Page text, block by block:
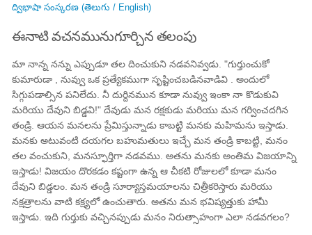
ద్విభాషా సంస్కరణ (తెలుగు / English)
ఈనాటి వచనమునుగూర్చిన తలంపు
మా నాన్న నన్ను ఎప్పుడూ తల దించుకుని నడవనివ్వడు. "గుర్తుంచుకో
కుమారుడా , నువ్వు ఒక ప్రత్యేకముగా సృష్టించబడినవాడివి . అందులో
సిగ్గుపడాల్సిన పనిలేదు. నీ దుర్దినమున కూడా నువ్వు ఇంకా నా కొడుకువి
మరియు దేవుని బిడ్డవి!" దేవుడు మన రక్షకుడు మరియు మన గర్వించదగిన
తండ్రి. ఆయన మనలను ప్రేమిస్తున్నాడు కాబట్టి మనకు మహిమను ఇస్తాడు.
మనకు అటువంటి దయగల బహుమతులు ఇచ్చే మన తండ్రి కాబట్టి, మనం
తల వంచుకుని, మనస్ఫూర్తిగా నడవము. అతను మనకు అంతిమ విజయాన్ని
ఇస్తాడు! విజయం దొరకడం కష్టంగా ఉన్న ఆ చీకటి రోజులలో కూడా మనం
దేవుని బిడ్డలం. మన తండ్రి సూర్యాస్తమయాలను చిత్రీకరిస్తారు మరియు
నక్షత్రాలను వాటి కక్ష్యలో ఉంచుతారు. అతను మన భవిష్యత్తుకు హామీ
ఇస్తాడు. ఇది గుర్తుకు వచ్చినప్పుడు మనం నిరుత్సాహంగా ఎలా నడవగలం?